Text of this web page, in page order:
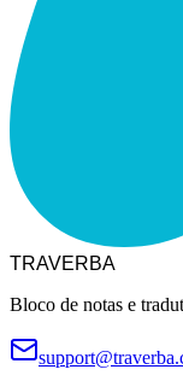
TRAVERBA
Bloco de notas e